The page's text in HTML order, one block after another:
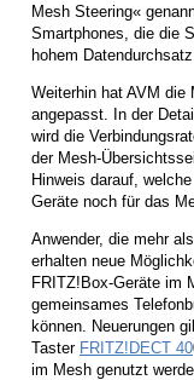
Mesh Steering«
Smartphones, die die
hohem
Weiterhin hat AVM die
angepasst. In der
wird die
der Mesh-
Hinweis darauf,
Geräte noch für das
Anwender, die mehr
erhalten neue
FRITZ!Box-Geräte im
gemeinsames
können. Neuerungen
Taster FRITZ!DECT 40
im Mesh genutzt